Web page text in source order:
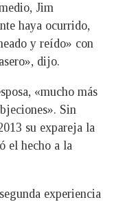
Jim
haya ocurrido,
y reído» con
dijo.
«mucho más
Sin
su expareja la
el hecho a la
experiencia